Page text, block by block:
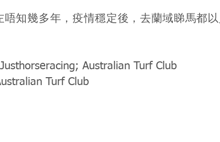
唔知幾多年，疫情穩定後，去蘭域睇馬都
Australian Turf Club
Turf Club